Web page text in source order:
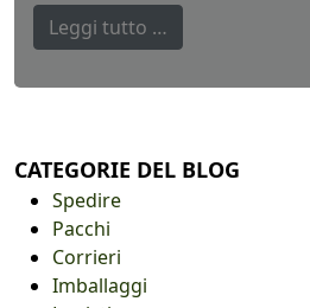
Leggi tutto …
CATEGORIE DEL BLOG
Spedire
Pacchi
Corrieri
Imballaggi